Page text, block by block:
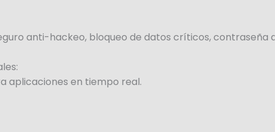
anti-hackeo, bloqueo de datos críticos, contraseña
aplicaciones en tiempo real.